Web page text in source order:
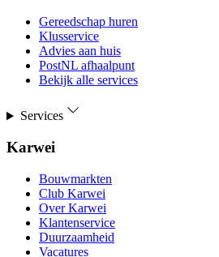
Gereedschap huren
Klusservice
Advies aan huis
PostNL afhaalpunt
Bekijk alle services
Services
Karwei
Bouwmarkten
Club Karwei
Over Karwei
Klantenservice
Duurzaamheid
Vacatures